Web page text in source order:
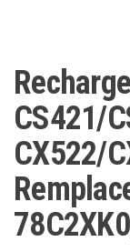
CS421/
CX522/